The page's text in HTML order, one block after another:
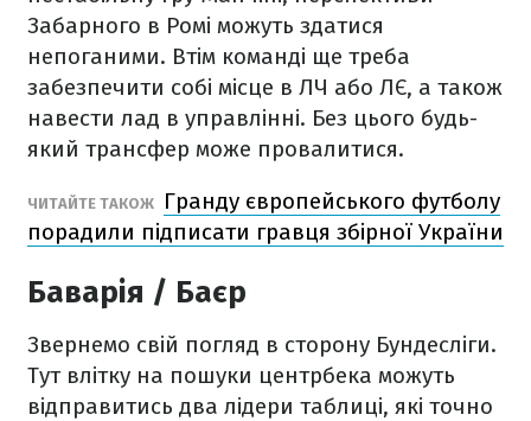
Забарного в Ромі можуть здатися
непоганими. Втім команді ще треба
забезпечити собі місце в ЛЧ або ЛЄ, а також
навести лад в управлінні. Без цього будь-
який трансфер може провалитися.
ЧИТАЙТЕ ТАКОЖ
Гранду європейського футболу
порадили підписати гравця збірної України
Баварія / Баєр
Звернемо свій погляд в сторону Бундесліги.
Тут влітку на пошуки центрбека можуть
відправитись два лідери таблиці, які точно